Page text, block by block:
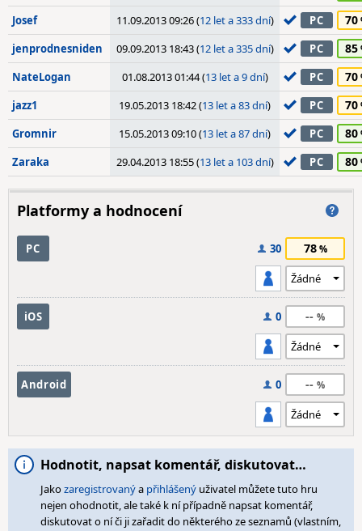
Josef 11.09.2013 09:26 (12 let a 333 dní) PC 70
jenprodnesniden 09.09.2013 18:43 (12 let a 335 dní) PC 85
NateLogan 01.08.2013 01:44 (13 let a 9 dní) PC 70
jazz1 19.05.2013 18:42 (13 let a 83 dní) PC 70
Gromnir 15.05.2013 09:10 (13 let a 87 dní) PC 80
Zaraka 29.04.2013 18:55 (13 let a 103 dní) PC 80
Platformy a hodnocení
PC 30 78
iOS 0 --
Android 0 --
Hodnotit, napsat komentář, diskutovat…
Jakozaregistrovanýa přihlášený uživatel můžete tuto hru
nejen ohodnotit, ale také k ní případně napsat komentář,
diskutovat o ní či ji zařadit do některého ze seznamů (vlastním,